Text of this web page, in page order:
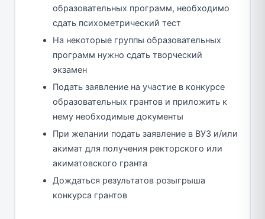
образовательных программ, необходимо
сдать психометрический тест
На некоторые группы образовательных
программ нужно сдать творческий
экзамен
Подать заявление на участие в конкурсе
образовательных грантов и приложить к
нему необходимые документы
При желании подать заявление в ВУЗ и/или
акимат для получения ректорского или
акиматовского гранта
Дождаться результатов розыгрыша
конкурса грантов